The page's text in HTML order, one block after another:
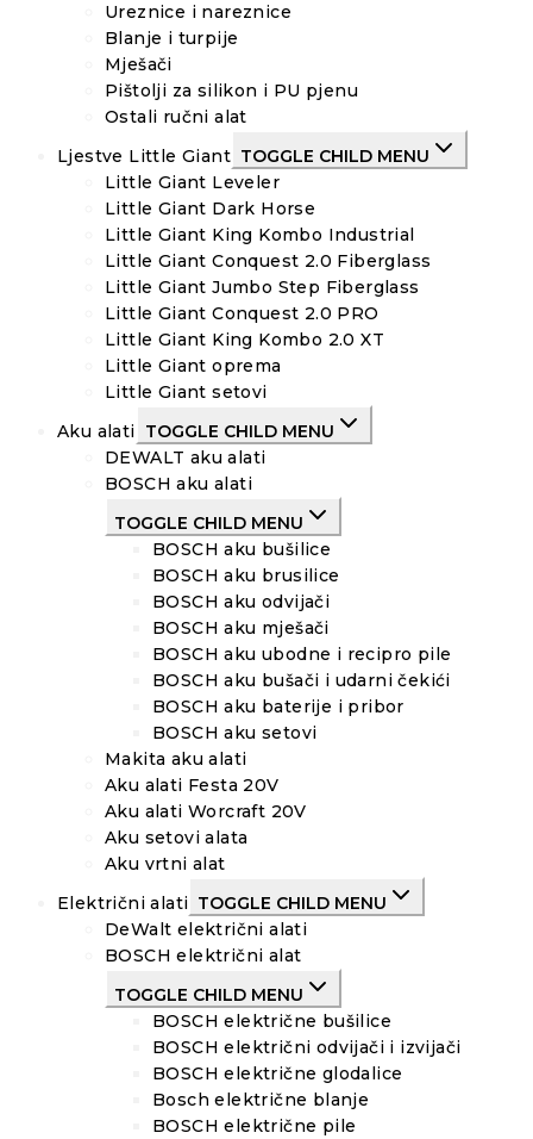
Ureznice i nareznice
Blanje i turpije
Mješači
Pištolji za silikon i PU pjenu
Ostali ručni alat
Ljestve Little Giant TOGGLE CHILD MENU
Little Giant Leveler
Little Giant Dark Horse
Little Giant King Kombo Industrial
Little Giant Conquest 2.0 Fiberglass
Little Giant Jumbo Step Fiberglass
Little Giant Conquest 2.0 PRO
Little Giant King Kombo 2.0 XT
Little Giant oprema
Little Giant setovi
Aku alati TOGGLE CHILD MENU
DEWALT aku alati
BOSCH aku alati
TOGGLE CHILD MENU
BOSCH aku bušilice
BOSCH aku brusilice
BOSCH aku odvijači
BOSCH aku mješači
BOSCH aku ubodne i recipro pile
BOSCH aku bušači i udarni čekići
BOSCH aku baterije i pribor
BOSCH aku setovi
Makita aku alati
Aku alati Festa 20V
Aku alati Worcraft 20V
Aku setovi alata
Aku vrtni alat
Električni alati TOGGLE CHILD MENU
DeWalt električni alati
BOSCH električni alat
TOGGLE CHILD MENU
BOSCH električne bušilice
BOSCH električni odvijači i izvijači
BOSCH električne glodalice
Bosch električne blanje
BOSCH električne pile